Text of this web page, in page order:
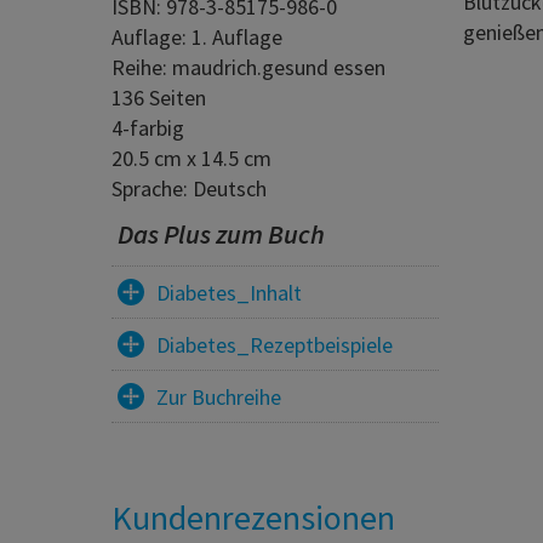
ISBN: 978-3-85175-986-0
Auflage: 1. Auflage
Reihe: maudrich.gesund essen
136 Seiten
4-farbig
20.5 cm x 14.5 cm
Sprache: Deutsch
Das Plus zum Buch
Diabetes_Inhalt
Diabetes_Rezeptbeispiele
Zur Buchreihe
Kundenrezensionen